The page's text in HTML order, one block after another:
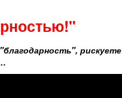
рискуете